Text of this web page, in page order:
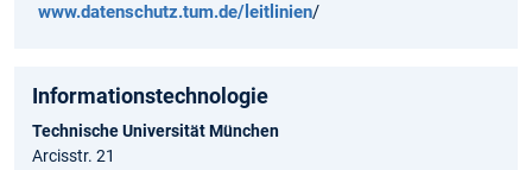
www.datenschutz.tum.de/leitlinien/
Informationstechnologie
Technische Universität München
Arcisstr. 21